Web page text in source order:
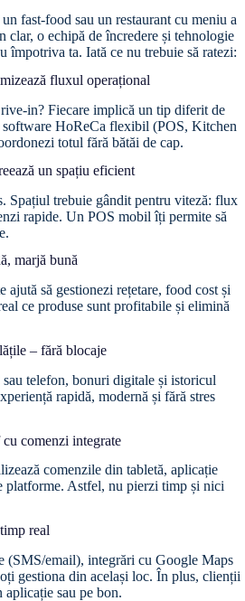
fast-food sau un restaurant cu meniu a
clar, o echipă de încredere și tehnologie
împotriva ta. Iată ce nu trebuie să ratezi:
fluxul operațional
in? Fiecare implică un tip diferit de
software HoReCa flexibil (POS, Kitchen
totul fără bătăi de cap.
un spațiu eficient
Spațiul trebuie gândit pentru viteză: flux
rapide. Un POS mobil îți permite să
marjă bună
ajută să gestionezi rețetare, food cost și
ce produse sunt profitabile și elimină
– fără blocaje
telefon, bonuri digitale și istoricul
rapidă, modernă și fără stres
comenzi integrate
comenzile din tabletă, aplicație
platforme. Astfel, nu pierzi timp și nici
real
(SMS/email), integrări cu Google Maps
gestiona din același loc. În plus, clienții
sau pe bon.